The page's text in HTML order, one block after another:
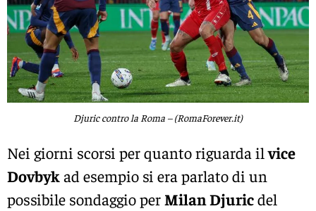
Djuric contro la Roma – (RomaForever.it)
Nei giorni scorsi per quanto riguarda ilvice
Dovbykad esempio si era parlato di un
possibile sondaggio per Milan Djuricdel